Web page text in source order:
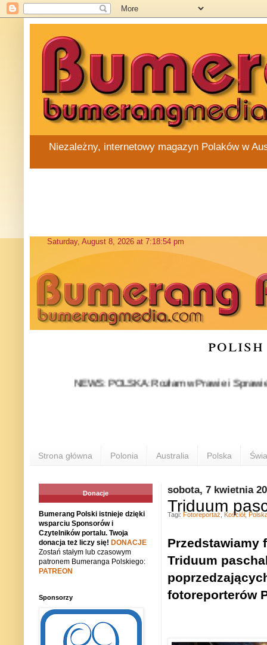
Niezależny, internetowy magazyn Polaków w
NEWS: POLSKA: Rozłam w Prawie i
Strona główna Polonia Australia Polska
sobota, 7 kwietnia
Triduum
Przedstawiamy
Triduum
fotoreporterów
Tagi: Fotoreportaż Kościół,
Donacje
Bumerang Polski istnieje dzięki
wsparciu Sponsorów i
Czytelników portalu. Twoja
donacja też liczy się! DONACJE
Zostań stałym lub czasowym
patronem Bumeranga Polskiego:
PATREON
Sponsorzy